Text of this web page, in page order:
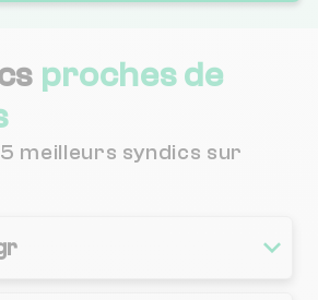
proches de
meilleurs syndics sur